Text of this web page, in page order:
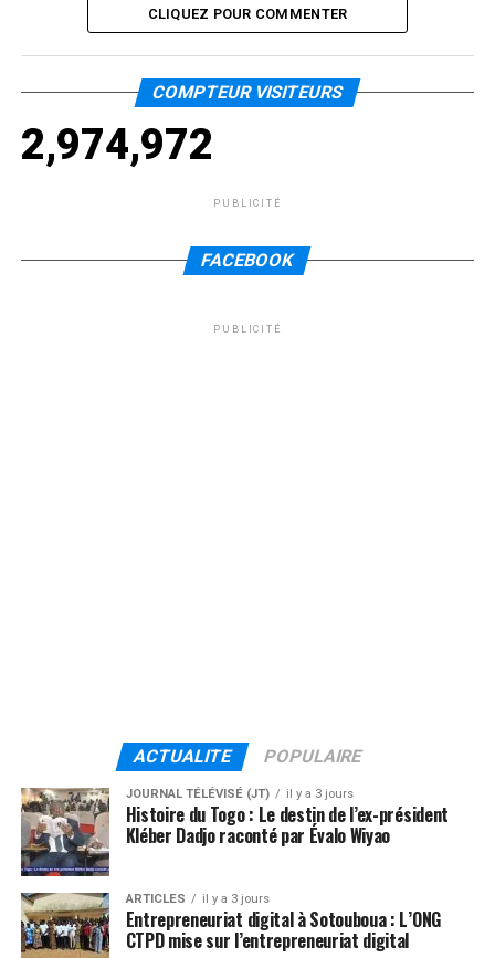
CLIQUEZ POUR COMMENTER
COMPTEUR VISITEURS
2,974,972
PUBLICITÉ
FACEBOOK
PUBLICITÉ
ACTUALITE POPULAIRE
JOURNAL TÉLÉVISÉ (JT) il y a 3 jours
Histoire du Togo : Le destin de l’ex-président
Kléber Dadjo raconté par Évalo Wiyao
ARTICLES il y a 3 jours
Entrepreneuriat digital à Sotouboua : L’ONG
CTPD mise sur l’entrepreneuriat digital